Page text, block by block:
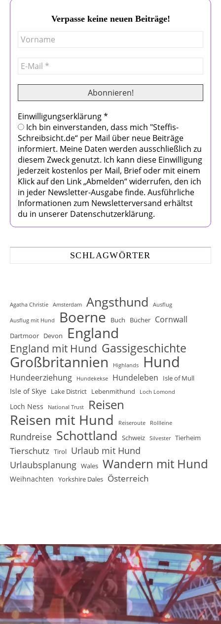
Verpasse keine neuen Beiträge!
Einwilligungserklärung*
Ich bin einverstanden, dass mich "Steffis-
Schreibsicht.de“ per Mail über neue Beiträge
informiert. Meine Daten werden ausschließlich zu
diesem Zweck genutzt. Ich kann diese Einwilligung
jederzeit kostenlos per Mail, Brief oder mit einem
Klick auf den Link „Abmelden“ widerrufen, den ich
in jeder Newsletter-Ausgabe finde. Ausführliche
Informationen zum Newsletterversand erhältst
du in unserer Datenschutzerklärung.
SCHLAGWÖRTER
Agatha Christie Amsterdam Angsthund Ausflug
Ausflug mit Hund Boerne Buch Bücher Cornwall
Dartmoor Devon England
England mit Hund Gassigeschichte
Großbritannien Highlands Hund
Hundeerziehung Hundekekse Hundeleben Isle of Mull
Isle of Skye Lake District Lebenmithund Loch Lomond
Loch Ness National Trust Reisen
Reisen mit Hund Reiseroute Rollleine
Rundreise Schottland Schweiz Silvester Tierheim
Tierschutz Tirol Urlaub mit Hund
Urlaubsplanung Wales Wandern mit Hund
Weihnachten Yorkshire Dales Österreich